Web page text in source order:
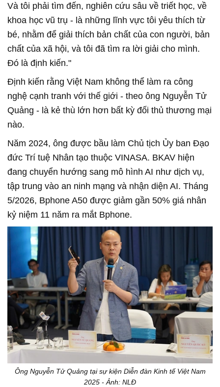
Và tôi phải tìm đến, nghiên cứu sâu về triết học, về
khoa học vũ trụ - là những lĩnh vực tôi yêu thích từ
bé, nhằm để giải thích bản chất của con người, bản
chất của xã hội, và tôi đã tìm ra lời giải cho mình.
Đó là định kiến."
Định kiến rằng Việt Nam không thể làm ra công
nghệ cạnh tranh với thế giới - theo ông Nguyễn Tử
Quảng - là kẻ thù lớn hơn bất kỳ đối thủ thương mại
nào.
Năm 2024, ông được bầu làm Chủ tịch Ủy ban Đạo
đức Trí tuệ Nhân tạo thuộc VINASA. BKAV hiện
đang chuyển hướng sang mô hình AI như dịch vụ,
tập trung vào an ninh mạng và nhận diện AI. Tháng
5/2026, Bphone A50 được giảm gần 50% giá nhân
kỷ niệm 11 năm ra mắt Bphone.
Ông Nguyễn Tử Quảng tại sự kiện Diễn đàn Kinh tế Việt Nam
2025 - Ảnh: NLĐ